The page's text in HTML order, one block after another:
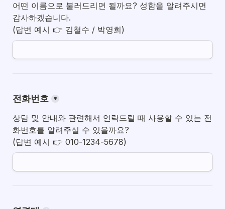
어떤 이름으로 불러드리면 될까요? 성함을 알려주시면
감사하겠습니다.
전화번호 *
상담 및 안내와 관련해서 연락드릴 때 사용할 수 있는 전
화번호를 알려주실 수 있을까요?